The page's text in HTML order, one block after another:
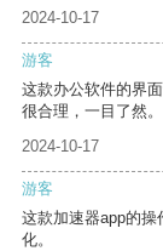
2024-10-17
游客
这款办公软件的界
很合理，一目了然。
2024-10-17
游客
这款加速器app的
化。